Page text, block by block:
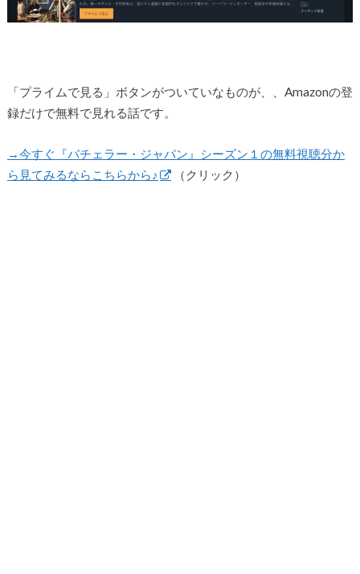
「プライムで見る」ボタンがついていなものが、、Amazonの登
録だけで無料で見れる話です。
→今すぐ『バチェラー・ジャパン』シーズン１の無料視聴分か
ら見てみるならこちらから♪
（クリック）